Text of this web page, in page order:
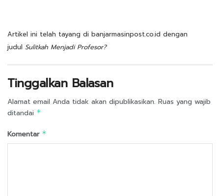
Artikel ini telah tayang di banjarmasinpost.co.id dengan
judul Sulitkah Menjadi Profesor?
Tinggalkan Balasan
Alamat email Anda tidak akan dipublikasikan. Ruas yang wajib
ditandai *
Komentar *